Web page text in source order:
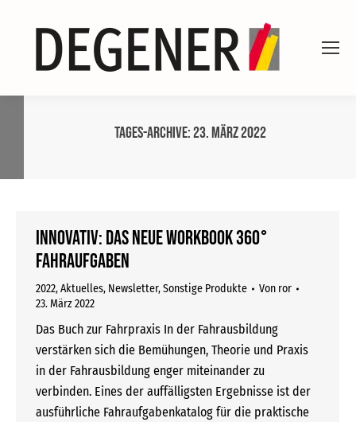
Tages-Archive:23. März 2022
INNOVATIV: Das neue WORKBOOK 360°
FAHRAUFGABEN
2022,Aktuelles, Newsletter,Sonstige Produkte Von ror
23. März 2022
Das Buch zur Fahrpraxis In der Fahrausbildung
verstärken sich die Bemühungen, Theorie und Praxis
in der Fahrausbildung enger miteinander zu
verbinden. Eines der auffälligsten Ergebnisse ist der
ausführliche Fahraufgabenkatalog für die praktische